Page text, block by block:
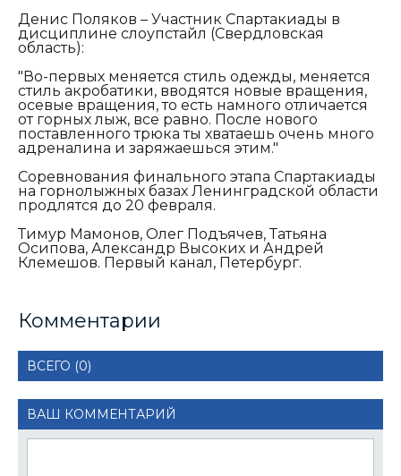
Денис Поляков – Участник Спартакиады в
дисциплине слоупстайл (Свердловская
область):
"Во-первых меняется стиль одежды, меняется
стиль акробатики, вводятся новые вращения,
осевые вращения, то есть намного отличается
от горных лыж, все равно. После нового
поставленного трюка ты хватаешь очень много
адреналина и заряжаешься этим."
Соревнования финального этапа Спартакиады
на горнолыжных базах Ленинградской области
продлятся до 20 февраля.
Тимур Мамонов, Олег Подъячев, Татьяна
Осипова, Александр Высоких и Андрей
Клемешов. Первый канал, Петербург.
Комментарии
ВСЕГО (0)
ВАШ КОММЕНТАРИЙ